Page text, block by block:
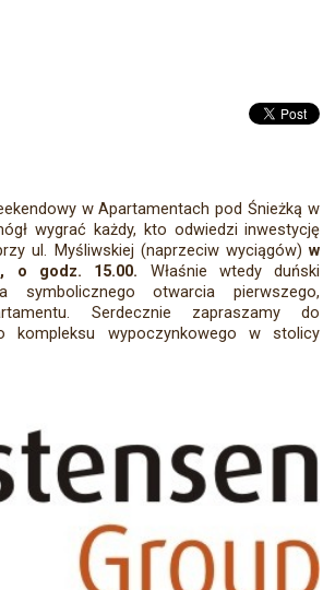
w Apartamentach pod Śnieżką w
wygrać każdy, kto odwiedzi inwestycję
ul. Myśliwskiej (naprzeciw wyciągów)w
o godz. 15.00. Właśnie wtedy duński
symbolicznego otwarcia pierwszego,
Serdecznie zapraszamy do
kompleksu wypoczynkowego w stolicy